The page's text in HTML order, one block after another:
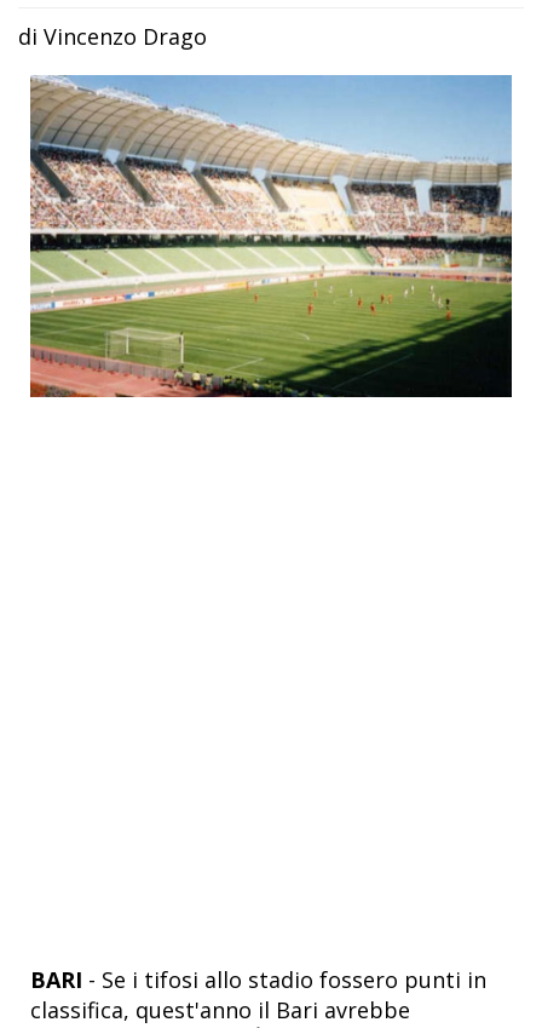
di Vincenzo Drago
BARI - Se i tifosi allo stadio fossero punti in
classifica, quest'anno il Bari avrebbe